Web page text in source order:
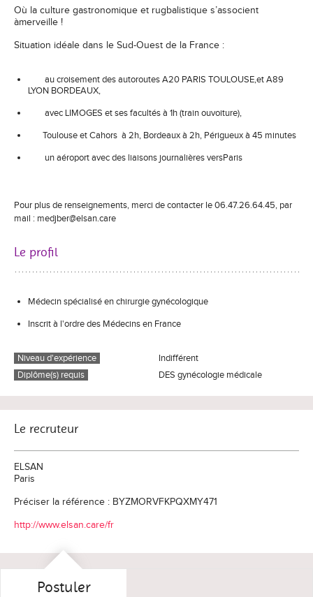
Où la culture gastronomique et rugbalistique s’associent
àmerveille !
Situation idéale dans le Sud-Ouest de la France :
au croisement des autoroutes A20 PARIS TOULOUSE,et A89
LYON BORDEAUX,
avec LIMOGES et ses facultés à 1h (train ouvoiture),
Toulouse et Cahors à 2h, Bordeaux à 2h, Périgueux à 45 minutes
un aéroport avec des liaisons journalières versParis
Pour plus de renseignements, merci de contacter le 06.47.26.64.45, par
mail : medjber@elsan.care
Le profil
Médecin spécialisé en chirurgie gynécologique
Inscrit à l'ordre des Médecins en France
Niveau d'expérience
Indifférent
Diplôme(s) requis
DES gynécologie médicale
Le recruteur
ELSAN
Paris
Préciser la référence : BYZMORVFKPQXMY471
http://www.elsan.care/fr
Postuler